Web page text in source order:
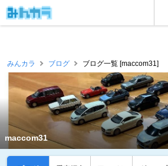
みんカラ ブログ ブログ一覧 [maccom31]
maccom31